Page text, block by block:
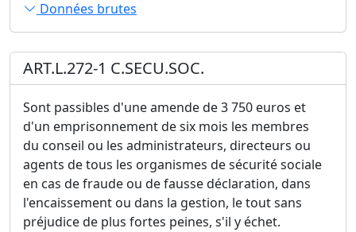
Données brutes
ART.L.272-1 C.SECU.SOC.
Sont passibles d'une amende de 3 750 euros et
d'un emprisonnement de six mois les membres
du conseil ou les administrateurs, directeurs ou
agents de tous les organismes de sécurité sociale
en cas de fraude ou de fausse déclaration, dans
l'encaissement ou dans la gestion, le tout sans
préjudice de plus fortes peines, s'il y échet.